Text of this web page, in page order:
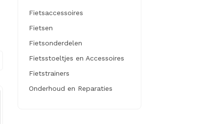
Fietsaccessoires
Fietsen
Fietsonderdelen
Fietsstoeltjes en Accessoires
Fietstrainers
Onderhoud en Reparaties